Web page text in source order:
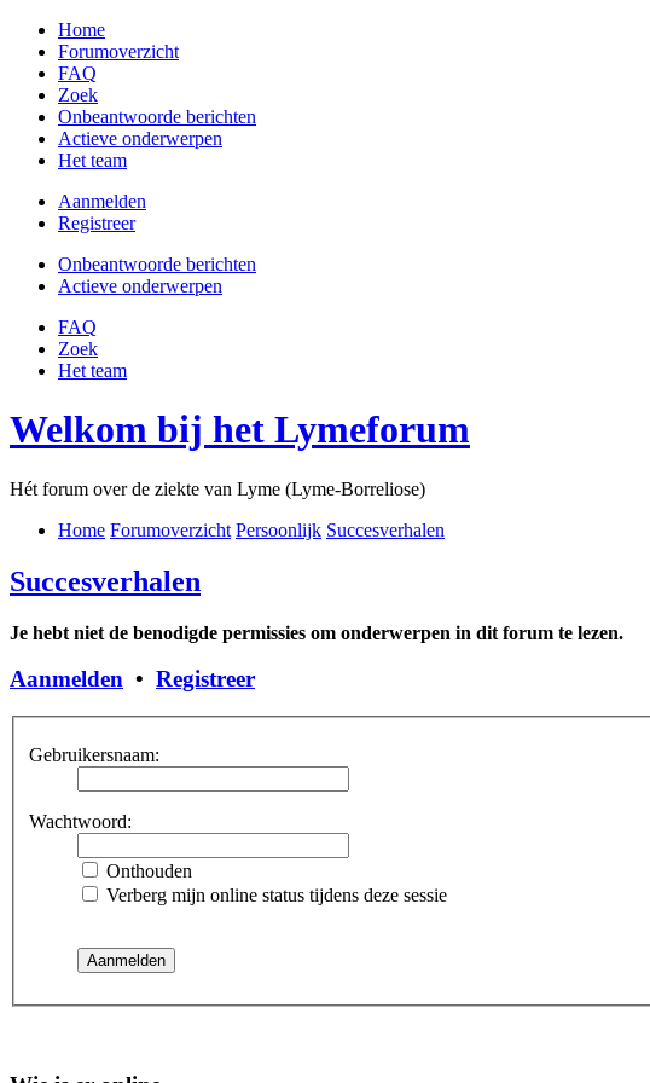
Home
Forumoverzicht
FAQ
Zoek
Onbeantwoorde berichten
Actieve onderwerpen
Het team
Aanmelden
Registreer
Onbeantwoorde berichten
Actieve onderwerpen
FAQ
Zoek
Het team
Welkom bij het Lymeforum
Hét forum over de ziekte van Lyme (Lyme-Borreliose)
Home Forumoverzicht Persoonlijk Succesverhalen
Succesverhalen
Je hebt niet de benodigde permissies om onderwerpen in dit forum te lezen.
Aanmelden • Registreer
Gebruikersnaam:
Wachtwoord:
Onthouden
Verberg mijn online status tijdens deze sessie